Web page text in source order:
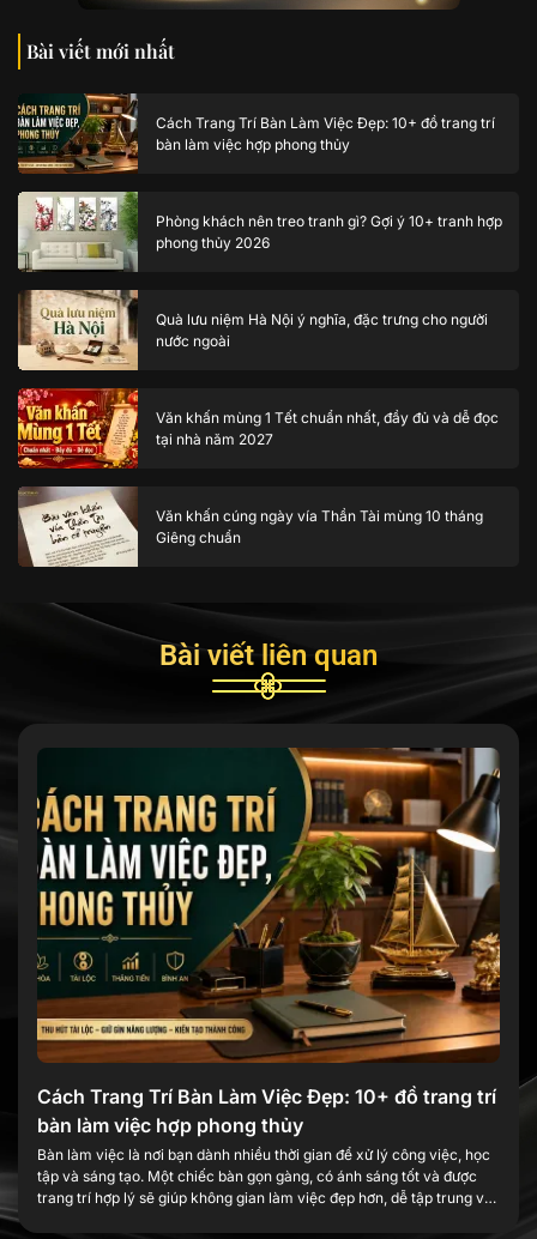
Bài viết mới nhất
Cách Trang Trí Bàn Làm Việc Đẹp: 10+ đồ trang trí
bàn làm việc hợp phong thủy
Phòng khách nên treo tranh gì? Gợi ý 10+ tranh hợp
phong thủy 2026
Quà lưu niệm Hà Nội ý nghĩa, đặc trưng cho người
nước ngoài
Văn khấn mùng 1 Tết chuẩn nhất, đầy đủ và dễ đọc
tại nhà năm 2027
Văn khấn cúng ngày vía Thần Tài mùng 10 tháng
Giêng chuẩn
Bài viết liên quan
Cách Trang Trí Bàn Làm Việc Đẹp: 10+ đồ trang trí
bàn làm việc hợp phong thủy
Bàn làm việc là nơi bạn dành nhiều thời gian để xử lý công việc, học
tập và sáng tạo. Một chiếc bàn gọn gàng, có ánh sáng tốt và được
trang trí hợp lý sẽ giúp không gian làm việc đẹp hơn, dễ tập trung và